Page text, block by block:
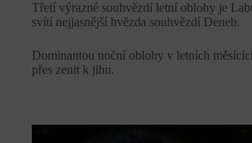
Třetí výrazné souhvězdí letní oblohy je
svítí nejjasnější hvězda souhvězdí Deneb.
Dominantou noční oblohy v letních
přes zenit k jihu.